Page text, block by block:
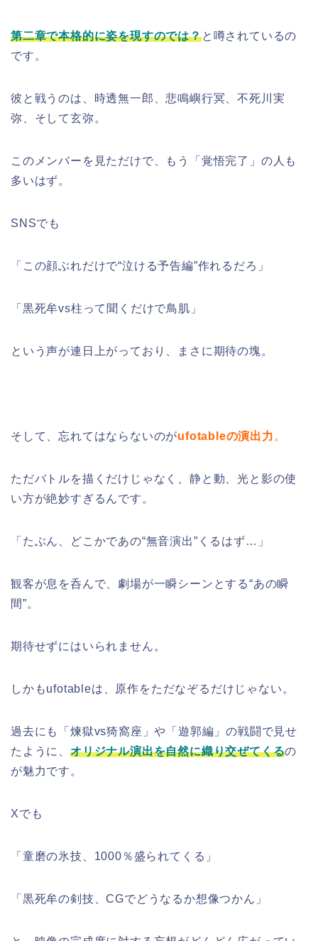
第二章で本格的に姿を現すのでは？と噂されているの
です。
彼と戦うのは、時透無一郎、悲鳴嶼行冥、不死川実
弥、そして玄弥。
このメンバーを見ただけで、もう「覚悟完了」の人も
多いはず。
SNSでも
「この顔ぶれだけで“泣ける予告編”作れるだろ」
「黒死牟vs柱って聞くだけで鳥肌」
という声が連日上がっており、まさに期待の塊。
そして、忘れてはならないのがufotableの演出力 。
ただバトルを描くだけじゃなく、静と動、光と影の使
い方が絶妙すぎるんです。
「たぶん、どこかであの“無音演出”くるはず…」
観客が息を呑んで、劇場が一瞬シーンとする“あの瞬
間”。
期待せずにはいられません。
しかもufotableは、原作をただなぞるだけじゃない。
過去にも「煉獄vs猗窩座」や「遊郭編」の戦闘で見せ
たように、 オリジナル演出を自然に織り交ぜてくるの
が魅力です。
Xでも
「童磨の氷技、1000％盛られてくる」
「黒死牟の剣技、CGでどうなるか想像つかん」